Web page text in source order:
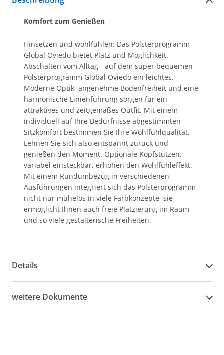
Komfort zum Genießen
Hinsetzen und wohlfühlen: Das Polsterprogramm
Global Oviedo bietet Platz und Möglichkeit.
Abschalten vom Alltag - auf dem super bequemen
Polsterprogramm Global Oviedo ein leichtes.
Moderne Optik, angenehme Bodenfreiheit und eine
harmonische Linienführung sorgen für ein
attraktives und zeitgemäßes Outfit. Mit einem
individuell auf Ihre Bedürfnisse abgestimmten
Sitzkomfort bestimmen Sie Ihre Wohlfühlqualität.
Lehnen Sie sich also entspannt zurück und
genießen den Moment. Optionale Kopfstützen,
variabel einsteckbar, erhöhen den Wohlfühleffekt.
Mit einem Rundumbezug in verschiedenen
Ausführungen integriert sich das Polsterprogramm
nicht nur mühelos in viele Farbkonzepte, sie
ermöglicht Ihnen auch freie Platzierung im Raum
und so viele gestalterische Freiheiten.
Details
weitere Dokumente